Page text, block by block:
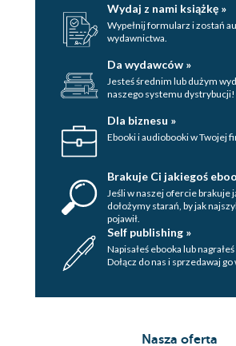
Wydaj z nami książkę »
Wypełnij formularz i zostań
wydawnictwa.
Da wydawców »
Jesteś średnim lub dużym
naszego systemu dystrybucji!
Dla biznesu »
Ebooki i audiobooki w Twojej
Brakuje Ci jakiegoś
Jeśli w naszej ofercie brakuje
dołożymy starań, by jak
pojawił.
Self publishing »
Napisałeś ebooka lub
Dołącz do nas i sprzedawaj
Nasza oferta